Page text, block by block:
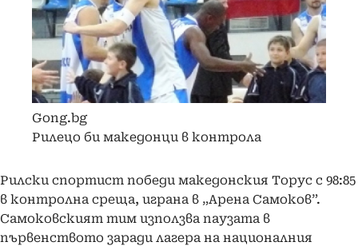
Gong.bg
Рилецо би македонци в контрола
Рилски спортист победи македонския Торус с 98:85
в контролна среща, играна в „Арена Самоков”.
Самоковският тим използва паузата в
първенството заради лагера на националния